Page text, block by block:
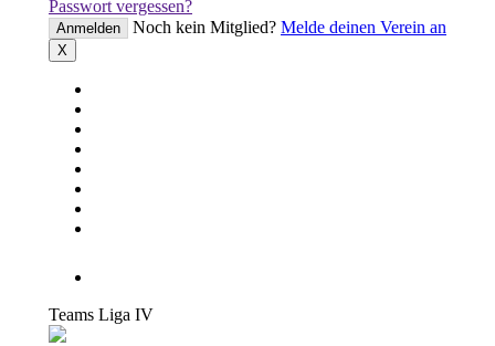
Passwort vergessen?
Anmelden Noch kein Mitglied? Melde deinen Verein an
X
Teams Liga IV